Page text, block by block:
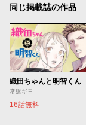
同じ掲載誌の作品
織田ちゃんと明智くん
常盤ギヨ
16話無料